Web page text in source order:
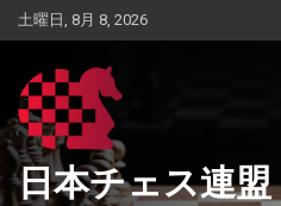
Skip
to
土曜日, 8月 8, 2026
日本チェス連盟